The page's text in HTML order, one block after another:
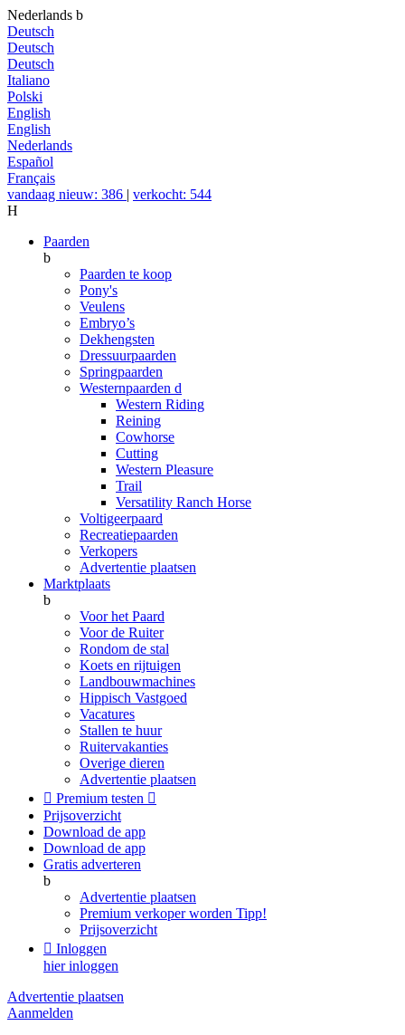
Nederlands b
Deutsch
Deutsch
Deutsch
Italiano
Polski
English
English
Nederlands
Español
Français
vandaag nieuw: 386 | verkocht: 544
H
Paarden
b
Paarden te koop
Pony's
Veulens
Embryo’s
Dekhengsten
Dressuurpaarden
Springpaarden
Westernpaarden d
Western Riding
Reining
Cowhorse
Cutting
Western Pleasure
Trail
Versatility Ranch Horse
Voltigeerpaard
Recreatiepaarden
Verkopers
Advertentie plaatsen
Marktplaats
b
Voor het Paard
Voor de Ruiter
Rondom de stal
Koets en rijtuigen
Landbouwmachines
Hippisch Vastgoed
Vacatures
Stallen te huur
Ruitervakanties
Overige dieren
Advertentie plaatsen
 Premium testen 
Prijsoverzicht
Download de app
Download de app
Gratis adverteren
b
Advertentie plaatsen
Premium verkoper worden Tipp!
Prijsoverzicht
 Inloggen
hier inloggen
Advertentie plaatsen
Aanmelden